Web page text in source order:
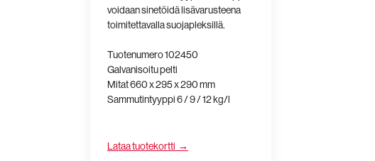
voidaan sinetöidä lisävarusteena
toimitettavalla suojapleksillä.
Tuotenumero 102450
Galvanisoitu pelti
Mitat 660 x 295 x 290 mm
Sammutintyyppi 6 / 9 / 12 kg/l
Lataa tuotekortti →